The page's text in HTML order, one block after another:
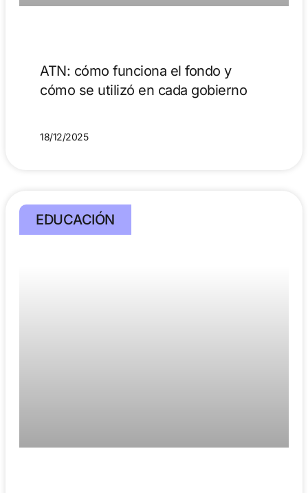
ATN: cómo funciona el fondo y
cómo se utilizó en cada gobierno
18/12/2025
EDUCACIÓN